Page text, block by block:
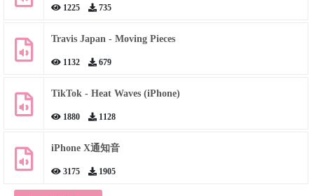
1225 735
Travis Japan - Moving Pieces
1132 679
TikTok - Heat Waves (iPhone)
1880 1128
iPhone X通知音
3175 1905